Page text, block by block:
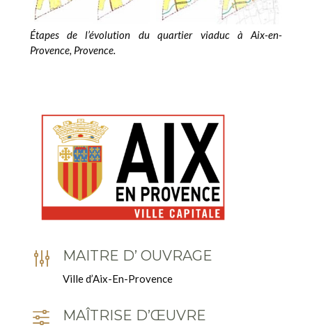
Étapes de l’évolution du quartier viaduc à Aix-en-
Provence, Provence.
g MAITRE D’ OUVRAGE
Ville d’Aix-En-Provence
f MAÎTRISE D’ŒUVRE